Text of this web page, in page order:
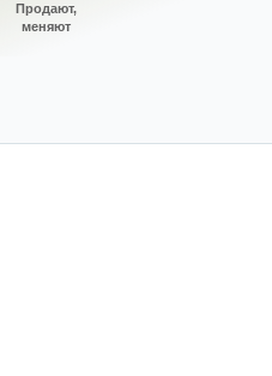
Продают,
меняют